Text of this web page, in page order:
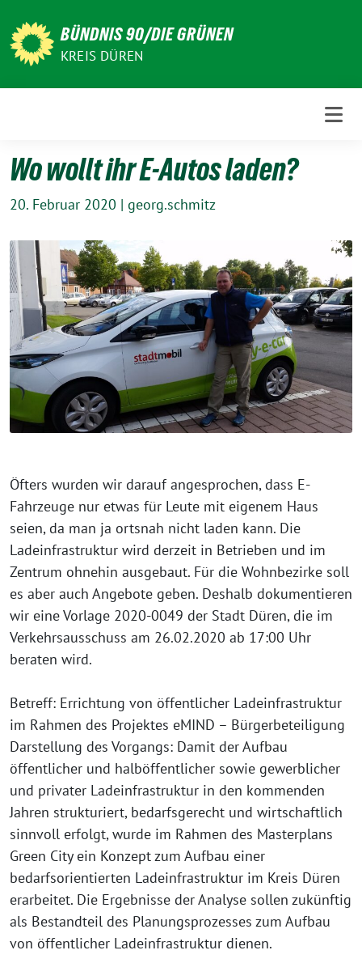
zum
Inhalt
BÜNDNIS 90/DIE GRÜNEN
KREIS DÜREN
Wo wollt ihr E-Autos laden?
20. Februar 2020 | georg.schmitz
Öfters wurden wir darauf angesprochen, dass E-
Fahrzeuge nur etwas für Leute mit eigenem Haus
seien, da man ja ortsnah nicht laden kann. Die
Ladeinfrastruktur wird derzeit in Betrieben und im
Zentrum ohnehin ausgebaut. Für die Wohnbezirke soll
es aber auch Angebote geben. Deshalb dokumentieren
wir eine Vorlage 2020-0049 der Stadt Düren, die im
Verkehrsausschuss am 26.02.2020 ab 17:00 Uhr
beraten wird.
Betreff: Errichtung von öffentlicher Ladeinfrastruktur
im Rahmen des Projektes eMIND – Bürgerbeteiligung
Darstellung des Vorgangs: Damit der Aufbau
öffentlicher und halböffentlicher sowie gewerblicher
und privater Ladeinfrastruktur in den kommenden
Jahren strukturiert, bedarfsgerecht und wirtschaftlich
sinnvoll erfolgt, wurde im Rahmen des Masterplans
Green City ein Konzept zum Aufbau einer
bedarfsorientierten Ladeinfrastruktur im Kreis Düren
erarbeitet. Die Ergebnisse der Analyse sollen zukünftig
als Bestandteil des Planungsprozesses zum Aufbau
von öffentlicher Ladeinfrastruktur dienen.